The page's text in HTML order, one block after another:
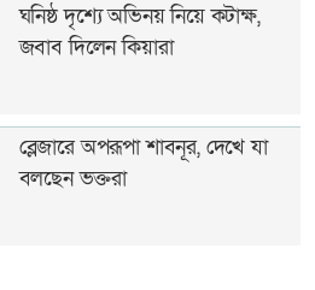
ঘনিষ্ঠ দৃশ্যে অভিনয় নিয়ে কটাক্ষ,
জবাব দিলেন কিয়ারা
ব্লেজারে অপরূপা শাবনূর, দেখে যা
বলছেন ভক্তরা